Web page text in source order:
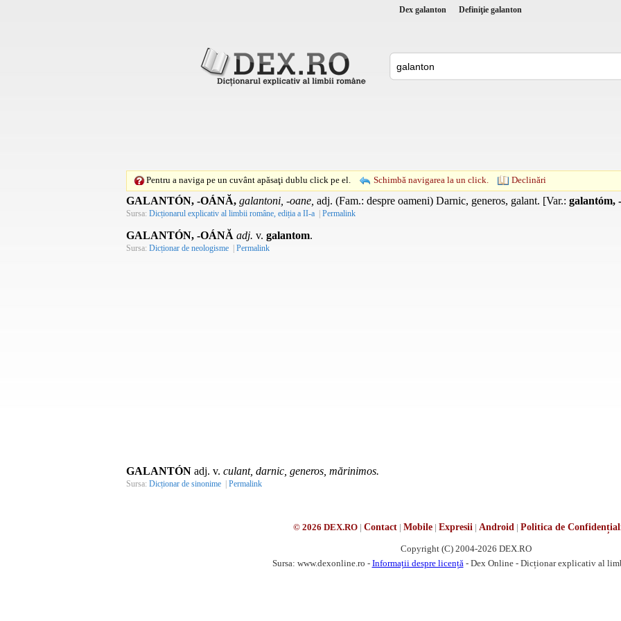
Dex galanton Definiţie galanton
Pentru a naviga pe un cuvânt apăsaţi dublu click pe el. Schimbă navigarea la un click. Declinări
GALANTÓN, -OÁNĂ, galantoni, -oane, adj. (Fam.: despre oameni) Darnic, generos, galant. [Var.: galantóm,
Sursa: Dicționarul explicativ al limbii române, ediția a II-a | Permalink
GALANTÓN, -OÁNĂ adj. v. galantom.
Sursa: Dicționar de neologisme | Permalink
GALANTÓN adj. v. culant, darnic, generos, mărinimos.
Sursa: Dicționar de sinonime | Permalink
© 2026 DEX.RO| Contact| Mobile| Expresii | Android | Politica de
Copyright (C) 2004-2026 DEX.RO
Sursa: www.dexonline.ro - Informații despre licență - Dex Online - Dicționar explicativ al